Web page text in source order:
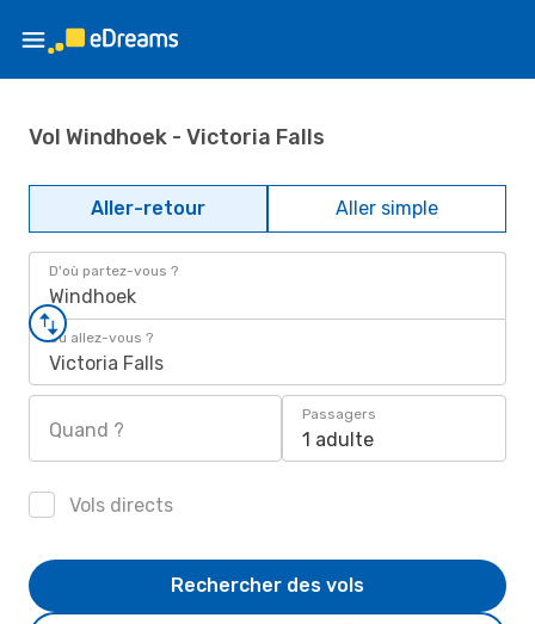
Vol Windhoek - Victoria Falls
Aller-retour Aller simple
D'où partez-vous ?
Windhoek
Où allez-vous ?
Victoria Falls
Quand ?
Passagers
1 adulte
Vols directs
Rechercher des vols